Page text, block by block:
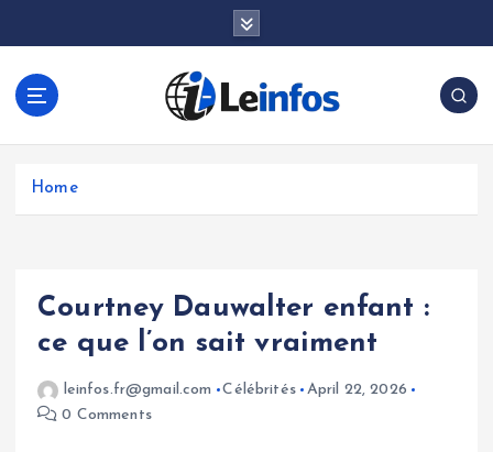
Home
Courtney Dauwalter enfant :
ce que l’on sait vraiment
leinfos.fr@gmail.com Célébrités
April 22, 2026
0 Comments